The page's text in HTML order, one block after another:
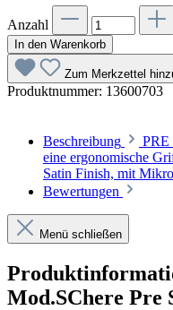
Anzahl
In den Warenkorb
Zum Merkzettel
Produktnummer: 13600703
Beschreibung
eine ergonomische
Satin Finish, mit
Bewertungen
Menü schließen
Mod.SChere Pre